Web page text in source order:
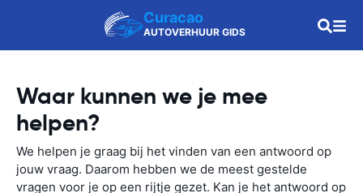
Curacao
AUTOVERHUUR GIDS
Waar kunnen we je mee
helpen?
We helpen je graag bij het vinden van een antwoord op
jouw vraag. Daarom hebben we de meest gestelde
vragen voor je op een rijtje gezet. Kan je het antwoord op